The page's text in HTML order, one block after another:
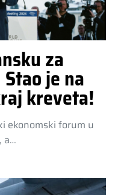
za
je na
kreveta!
ekonomski forum u
a…